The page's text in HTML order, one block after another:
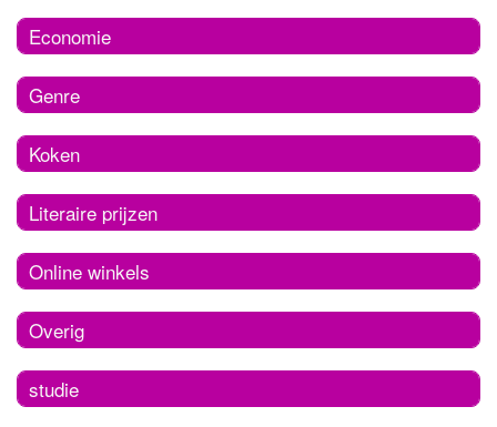
Economie
Genre
Koken
Literaire prijzen
Online winkels
Overig
studie